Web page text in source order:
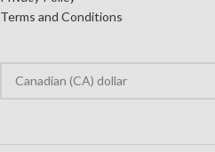
Terms and Conditions